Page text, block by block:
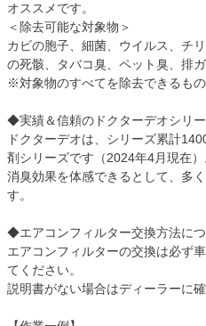
オススメです。
＜除去可能な対象物＞
カビの胞子、細菌、ウイルス、チ
の死骸、タバコ臭、ペット臭、排
※対象物のすべてを除去できるもの
◆実績＆信頼のドクターデオシリ
ドクターデオは、シリーズ累計
剤シリーズです（2024年4月現在）
消臭効果を体感できるとして、多
す。
◆エアコンフィルター交換方法に
エアコンフィルターの交換は必ず
てください。
説明書がない場合はディーラーに確